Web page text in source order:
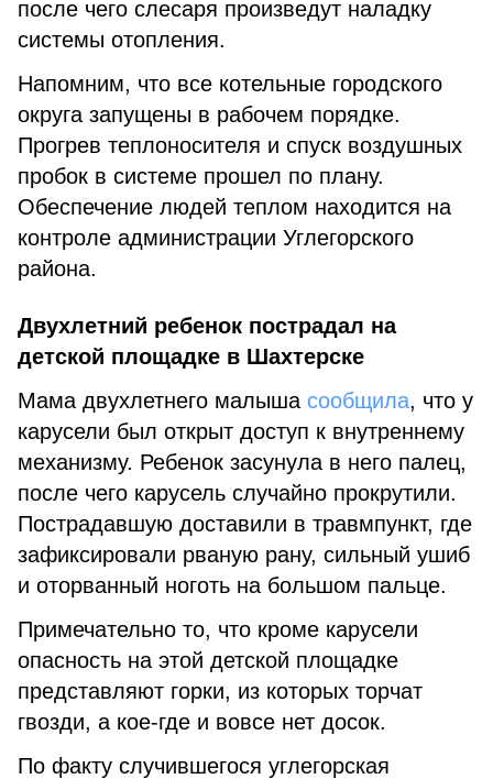
после чего слесаря произведут наладку
системы отопления.
Напомним, что все котельные городского
округа запущены в рабочем порядке.
Прогрев теплоносителя и спуск воздушных
пробок в системе прошел по плану.
Обеспечение людей теплом находится на
контроле администрации Углегорского
района.
Двухлетний ребенок пострадал на
детской площадке в Шахтерске
Мама двухлетнего малыша сообщила, что у
карусели был открыт доступ к внутреннему
механизму. Ребенок засунула в него палец,
после чего карусель случайно прокрутили.
Пострадавшую доставили в травмпункт, где
зафиксировали рваную рану, сильный ушиб
и оторванный ноготь на большом пальце.
Примечательно то, что кроме карусели
опасность на этой детской площадке
представляют горки, из которых торчат
гвозди, а кое-где и вовсе нет досок.
По факту случившегося углегорская